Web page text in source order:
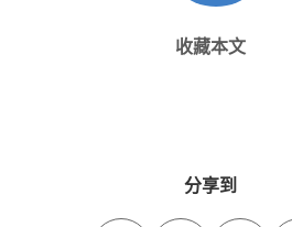
收藏本文
分享到